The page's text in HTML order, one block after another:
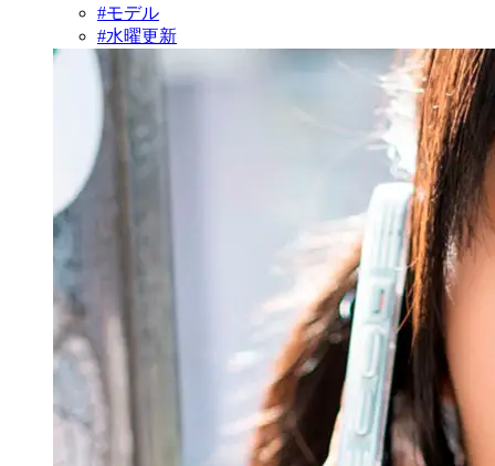
#モデル
#水曜更新